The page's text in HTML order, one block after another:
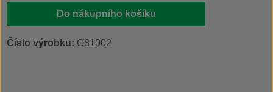
Do nákupního košíku
Číslo výrobku: G81002